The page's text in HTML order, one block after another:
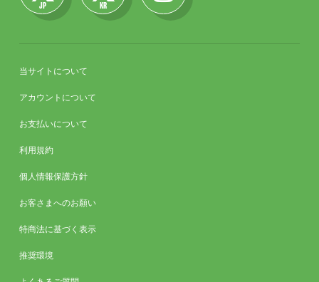
JP KR
当サイトについて
アカウントについて
お支払いについて
利用規約
個人情報保護方針
お客さまへのお願い
特商法に基づく表示
推奨環境